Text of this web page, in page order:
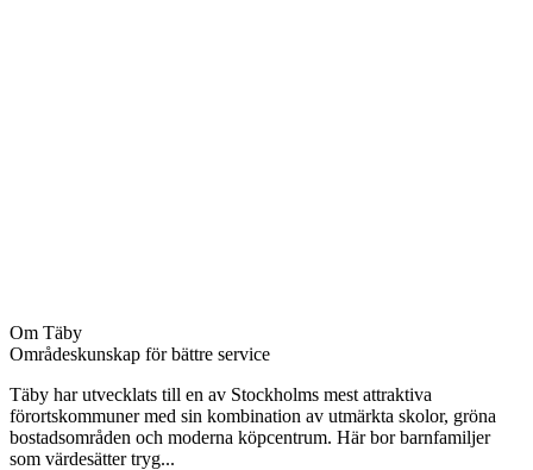
Om Täby
Områdeskunskap för bättre service
Täby har utvecklats till en av Stockholms mest attraktiva
förortskommuner med sin kombination av utmärkta skolor, gröna
bostadsområden och moderna köpcentrum. Här bor barnfamiljer
som värdesätter tryg...